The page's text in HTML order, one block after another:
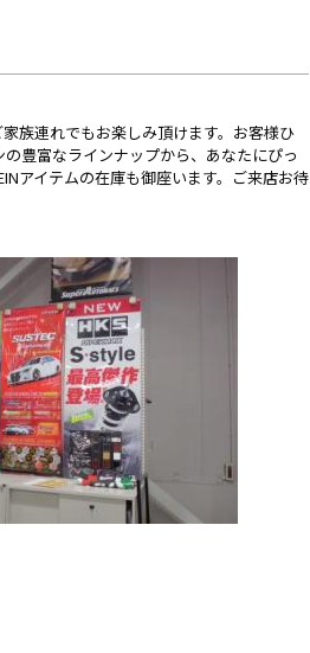
族連れでもお楽しみ頂けます。お客様ひ
豊富なラインナップから、あなたにぴっ
アイテムの在庫も御座います。ご来店お待